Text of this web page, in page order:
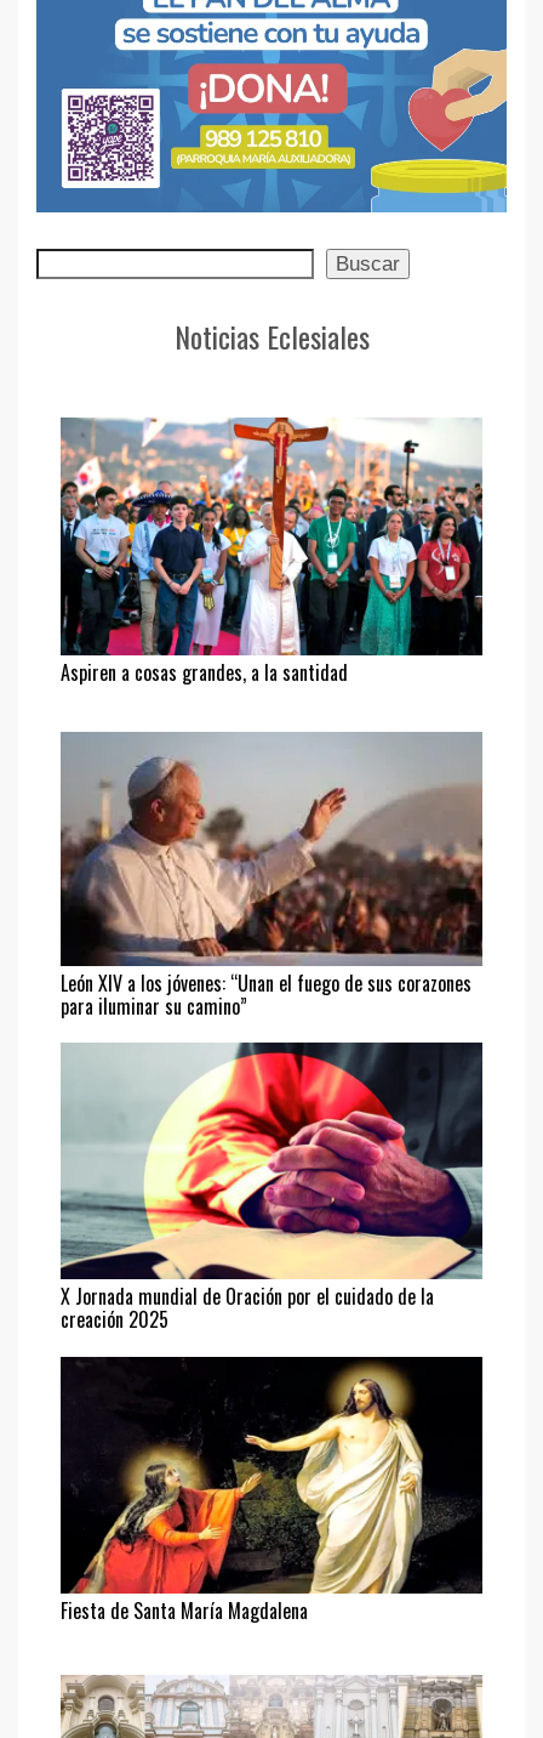
Buscar Buscar
Noticias Eclesiales
Aspiren a cosas grandes, a la santidad
León XIV a los jóvenes: “Unan el fuego de sus corazones
para iluminar su camino”
X Jornada mundial de Oración por el cuidado de la
creación 2025
Fiesta de Santa María Magdalena